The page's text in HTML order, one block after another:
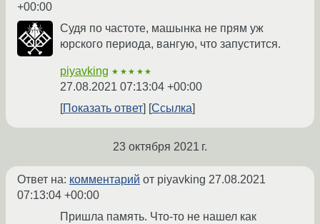
+00:00
Судя по частоте, машынка не прям уж
юрского периода, вангую, что запустится.
piyavking ★★★★★
27.08.2021 07:13:04 +00:00
Показать ответ
Ссылка
23 октября 2021 г.
Ответ на: комментарий от piyavking 27.08.2021
07:13:04 +00:00
Пришла память. Что-то не нашел как